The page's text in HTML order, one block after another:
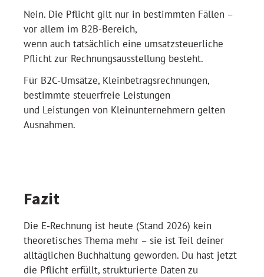
Nein. Die Pflicht gilt nur in bestimmten Fällen –
vor allem im B2B-Bereich,
wenn auch tatsächlich eine umsatzsteuerliche
Pflicht zur Rechnungsausstellung besteht.
Für B2C-Umsätze, Kleinbetragsrechnungen,
bestimmte steuerfreie Leistungen
und Leistungen von Kleinunternehmern gelten
Ausnahmen.
Fazit
Die E-Rechnung ist heute (Stand 2026) kein
theoretisches Thema mehr – sie ist Teil deiner
alltäglichen Buchhaltung geworden. Du hast jetzt
die Pflicht erfüllt, strukturierte Daten zu